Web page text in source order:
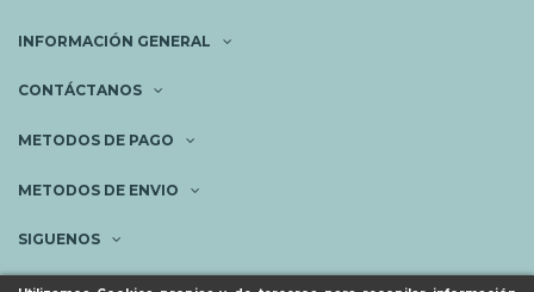
INFORMACIÓN GENERAL
CONTÁCTANOS
METODOS DE PAGO
METODOS DE ENVIO
SIGUENOS